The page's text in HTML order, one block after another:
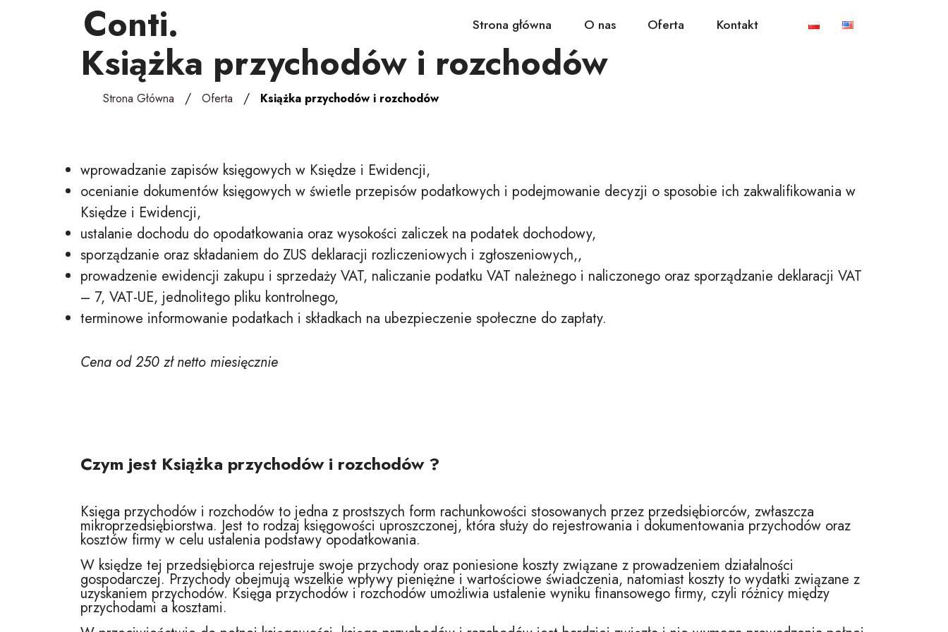
Conti. Strona główna O nas Oferta Kontakt
Książka przychodów i rozchodów
Strona Główna / Oferta / Książka przychodów i rozchodów
wprowadzanie zapisów księgowych w Księdze i Ewidencji,
ocenianie dokumentów księgowych w świetle przepisów podatkowych i podejmowanie decyzji o sposobie ich zakwalifikowania w
Księdze i Ewidencji,
ustalanie dochodu do opodatkowania oraz wysokości zaliczek na podatek dochodowy,
sporządzanie oraz składaniem do ZUS deklaracji rozliczeniowych i zgłoszeniowych,,
prowadzenie ewidencji zakupu i sprzedaży VAT, naliczanie podatku VAT należnego i naliczonego oraz sporządzanie deklaracji VAT
– 7, VAT-UE, jednolitego pliku kontrolnego,
terminowe informowanie podatkach i składkach na ubezpieczenie społeczne do zapłaty.
Cena od 250 zł netto miesięcznie
Czym jest Książka przychodów i rozchodów ?
Księga przychodów i rozchodów to jedna z prostszych form rachunkowości stosowanych przez przedsiębiorców, zwłaszcza
mikroprzedsiębiorstwa. Jest to rodzaj księgowości uproszczonej, która służy do rejestrowania i dokumentowania przychodów oraz
kosztów firmy w celu ustalenia podstawy opodatkowania.
W księdze tej przedsiębiorca rejestruje swoje przychody oraz poniesione koszty związane z prowadzeniem działalności
gospodarczej. Przychody obejmują wszelkie wpływy pieniężne i wartościowe świadczenia, natomiast koszty to wydatki związane z
uzyskaniem przychodów. Księga przychodów i rozchodów umożliwia ustalenie wyniku finansowego firmy, czyli różnicy między
przychodami a kosztami.